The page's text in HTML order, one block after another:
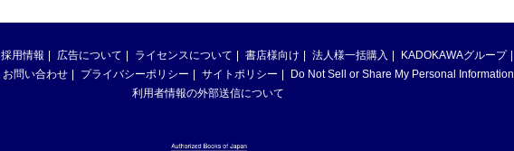
採用情報 広告について ライセンスについて 書店様向け 法人様一括購入
KADOKAWAグループ
お問い合わせ プライバシーポリシー サイトポリシー
Do Not Sell or Share My Personal Information
利用者情報の外部送信について